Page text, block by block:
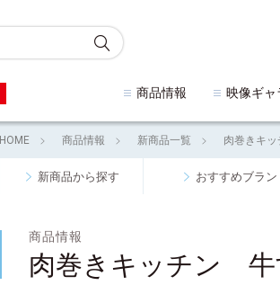
商品情報 映像ギャ
HOME 商品情報 新商品一覧 肉巻きキ
新商品から探す おすすめブラ
商品情報
肉巻きキッチン 牛